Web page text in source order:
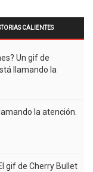
CALIENTES
Un gif de
llamando la
la atención.
gif de Cherry Bullet